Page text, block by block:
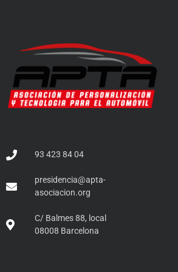
93 423 84 04
presidencia@apta-
asociacion.org
C/ Balmes 88, local
08008 Barcelona